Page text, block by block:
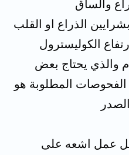
والساق
الذراع او القلب
الكوليسترول
والذي يحتاج بعض
الفحوصات المطلوبة هو
عمل اشعه على